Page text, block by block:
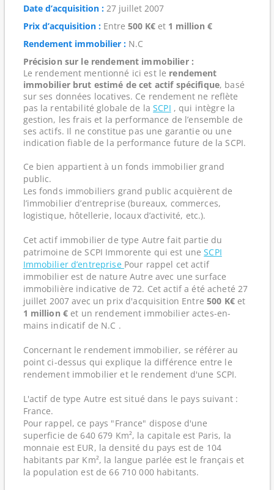
Date d’acquisition :27 juillet 2007
Prix d’acquisition :Entre 500 K€et 1 million €
Rendement immobilier :N.C
Précision sur le rendement immobilier :
Le rendement mentionné ici est le rendement
immobilier brut estimé de cet actif spécifique, basé
sur ses données locatives. Ce rendement ne reflète
pas la rentabilité globale de laSCPI , qui intègre la
gestion, les frais et la performance de l’ensemble de
ses actifs. Il ne constitue pas une garantie ou une
indication fiable de la performance future de la SCPI.
Ce bien appartient à un fonds immobilier grand
public.
Les fonds immobiliers grand public acquièrent de
l’immobilier d’entreprise (bureaux, commerces,
logistique, hôtellerie, locaux d’activité, etc.).
Cet actif immobilier de type Autre fait partie du
patrimoine de SCPI Immorente qui est uneSCPI
Immobilier d’entreprise Pour rappel cet actif
immobilier est de nature Autre avec une surface
immobilière indicative de 72. Cet actif a été acheté 27
juillet 2007 avec un prix d'acquisition Entre 500 K€et
1 million € et un rendement immobilier actes-en-
mains indicatif de N.C .
Concernant le rendement immobilier, se référer au
point ci-dessus qui explique la différence entre le
rendement immobilier et le rendement d'une SCPI.
L'actif de type Autre est situé dans le pays suivant :
France.
Pour rappel, ce pays "France" dispose d'une
superficie de 640 679 Km², la capitale est Paris, la
monnaie est EUR, la densité du pays est de 104
habitants par Km², la langue parlée est le français et
la population est de 66 710 000 habitants.